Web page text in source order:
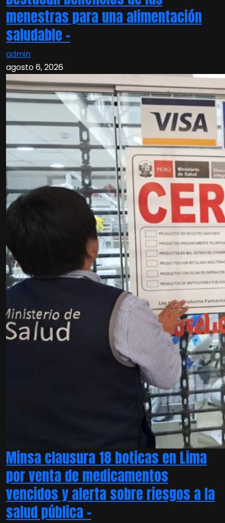
menestras para una alimentación
saludable –
admin
agosto 6, 2026
Minsa clausura 18 boticas en Lima
por venta de medicamentos
vencidos y alerta sobre riesgos a la
salud pública –